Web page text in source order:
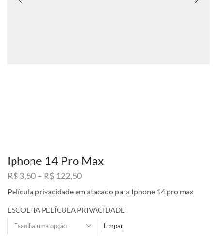
Iphone 14 Pro Max
R$3,50– R$ 122,50Faixa
preço:
R$ 3,50
através
R$ 122,50
Película privacidade em atacado para Iphone 14 pro max
ESCOLHA PELÍCULA PRIVACIDADE
Limpar